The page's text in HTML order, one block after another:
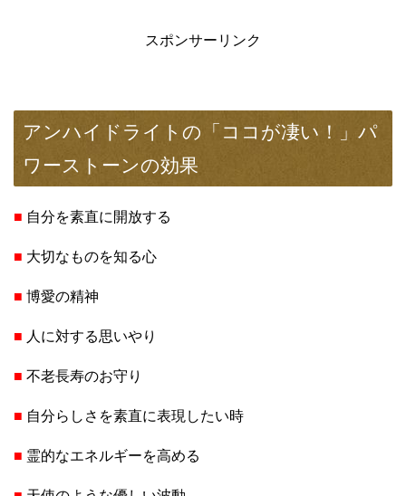
スポンサーリンク
アンハイドライトの「ココが凄い！」パ
ワーストーンの効果
■ 自分を素直に開放する
■ 大切なものを知る心
■ 博愛の精神
■ 人に対する思いやり
■ 不老長寿のお守り
■ 自分らしさを素直に表現したい時
■ 霊的なエネルギーを高める